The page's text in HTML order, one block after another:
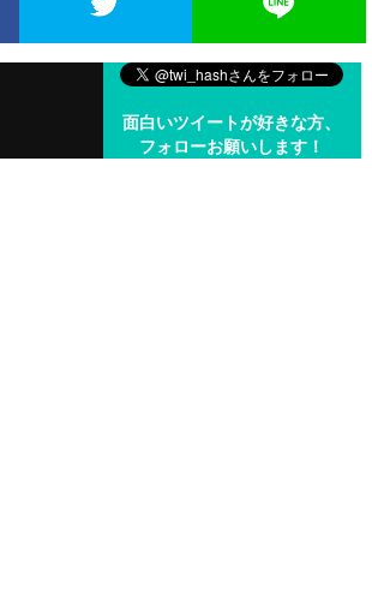
面白いツイートが好きな方、
フォローお願いします！